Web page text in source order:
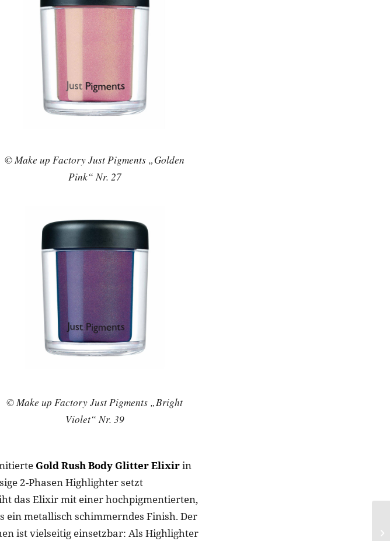
© Make up Factory Just Pigments „Golden
Pink“ Nr. 27
© Make up Factory Just Pigments „Bright
Violet“ Nr. 39
Gold Rush Body Glitter Elixirin
2-Phasen Highlighter setzt
das Elixir mit einer hochpigmentierten,
ein metallisch schimmerndes Finish. Der
ist vielseitig einsetzbar: Als Highlighter